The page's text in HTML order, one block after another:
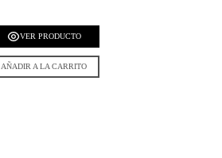
VER PRODUCTO
AÑADIR A LA CARRITO